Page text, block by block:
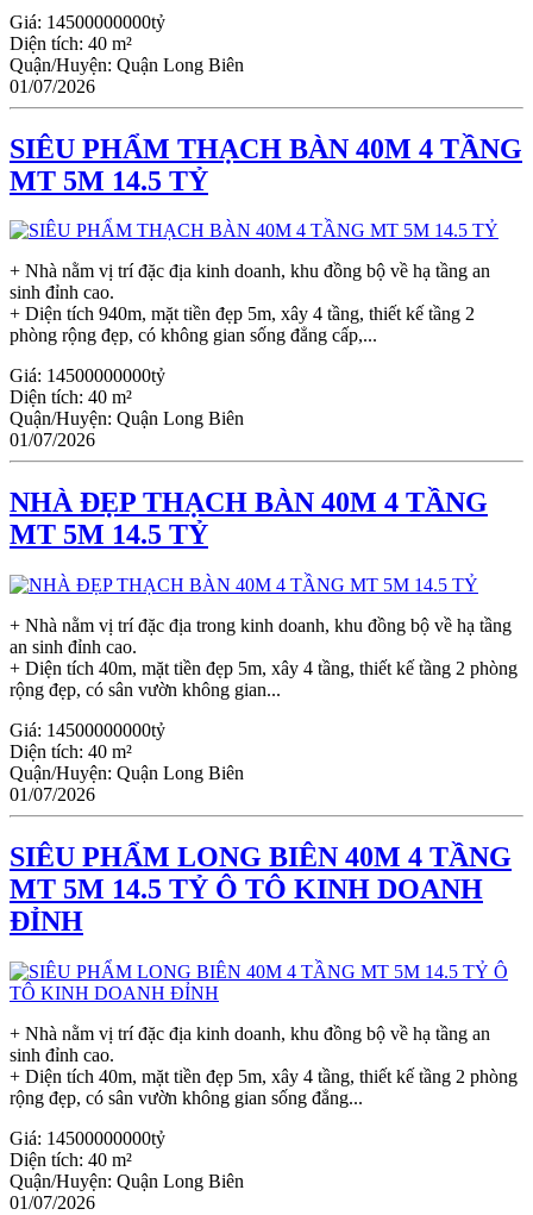
Giá: 14500000000tỷ
Diện tích: 40 m²
Quận/Huyện: Quận Long Biên
01/07/2026
SIÊU PHẨM THẠCH BÀN 40M 4 TẦNG
MT 5M 14.5 TỶ
+ Nhà nằm vị trí đặc địa kinh doanh, khu đồng bộ về hạ tầng an
sinh đỉnh cao.
+ Diện tích 940m, mặt tiền đẹp 5m, xây 4 tầng, thiết kế tầng 2
phòng rộng đẹp, có không gian sống đẳng cấp,...
Giá: 14500000000tỷ
Diện tích: 40 m²
Quận/Huyện: Quận Long Biên
01/07/2026
NHÀ ĐẸP THẠCH BÀN 40M 4 TẦNG
MT 5M 14.5 TỶ
+ Nhà nằm vị trí đặc địa trong kinh doanh, khu đồng bộ về hạ tầng
an sinh đỉnh cao.
+ Diện tích 40m, mặt tiền đẹp 5m, xây 4 tầng, thiết kế tầng 2 phòng
rộng đẹp, có sân vườn không gian...
Giá: 14500000000tỷ
Diện tích: 40 m²
Quận/Huyện: Quận Long Biên
01/07/2026
SIÊU PHẨM LONG BIÊN 40M 4 TẦNG
MT 5M 14.5 TỶ Ô TÔ KINH DOANH
ĐỈNH
+ Nhà nằm vị trí đặc địa kinh doanh, khu đồng bộ về hạ tầng an
sinh đỉnh cao.
+ Diện tích 40m, mặt tiền đẹp 5m, xây 4 tầng, thiết kế tầng 2 phòng
rộng đẹp, có sân vườn không gian sống đẳng...
Giá: 14500000000tỷ
Diện tích: 40 m²
Quận/Huyện: Quận Long Biên
01/07/2026